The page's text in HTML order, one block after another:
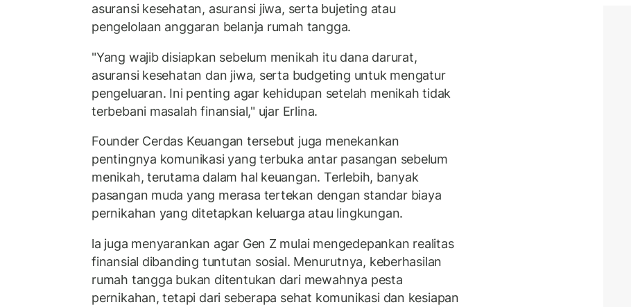
asuransi kesehatan, asuransi jiwa, serta bujeting atau
pengelolaan anggaran belanja rumah tangga.
"Yang wajib disiapkan sebelum menikah itu dana darurat,
asuransi kesehatan dan jiwa, serta budgeting untuk mengatur
pengeluaran. Ini penting agar kehidupan setelah menikah tidak
terbebani masalah finansial," ujar Erlina.
Founder Cerdas Keuangan tersebut juga menekankan
pentingnya komunikasi yang terbuka antar pasangan sebelum
menikah, terutama dalam hal keuangan. Terlebih, banyak
pasangan muda yang merasa tertekan dengan standar biaya
pernikahan yang ditetapkan keluarga atau lingkungan.
la juga menyarankan agar Gen Z mulai mengedepankan realitas
finansial dibanding tuntutan sosial. Menurutnya, keberhasilan
rumah tangga bukan ditentukan dari mewahnya pesta
pernikahan, tetapi dari seberapa sehat komunikasi dan kesiapan